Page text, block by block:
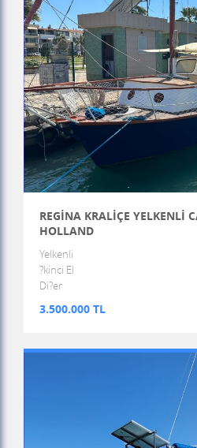
REGİNA KRALİÇE YELKENLİ
HOLLAND
Yelkenli
?kinci El
Di?er
3.500.000 TL